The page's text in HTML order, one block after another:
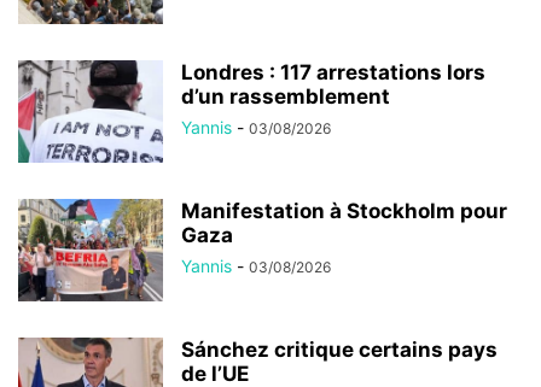
Londres : 117 arrestations lors
d’un rassemblement
Yannis - 03/08/2026
Manifestation à Stockholm pour
Gaza
Yannis - 03/08/2026
Sánchez critique certains pays
de l’UE